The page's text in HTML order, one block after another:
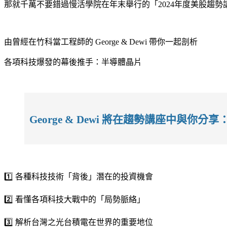
那就千萬不要錯過慢活學院在年末舉行的「2024年度美股趨勢
由曾經在竹科當工程師的 George & Dewi 帶你一起剖析
各項科技爆發的幕後推手：半導體晶片
George & Dewi 將在趨勢講座中與你分享：
1️⃣ 各種科技技術「背後」潛在的投資機會
2️⃣ 看懂各項科技大戰中的「局勢脈絡」
3️⃣ 解析台灣之光台積電在世界的重要地位